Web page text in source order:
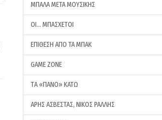
ΜΠΑΛΑ ΜΕΤΑ ΜΟΥΣΙΚΗΣ
ΟΙ… ΜΠΑΣΧΕΤΟΙ
ΕΠΙΘΕΣΗ ΑΠΟ ΤΑ ΜΠΑΚ
GAME ZONE
ΤA «ΠΑΝΟ» ΚΑΤΩ
ΑΡΗΣ ΑΣΒΕΣΤΑΣ, ΝΙΚΟΣ ΡΑΛΛΗΣ